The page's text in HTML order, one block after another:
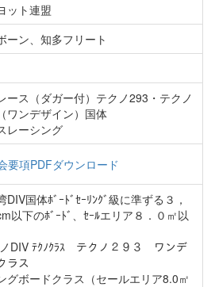
ット連盟
ーン、知多フリート
ース（ダガー付） テクノ293・テクノ
ワンデザイン） 国体
レーシング
要項PDFダウンロード
国体ﾎﾞｰﾄﾞｾｰﾘﾝｸﾞ級に準ずる３，
以下のﾎﾞｰﾄﾞ、ｾｰﾙエリア８．０㎡以
DIV ﾃｸﾉｸﾗｽ テクノ２９３ ワンデ
ラス
ボードクラス（セールエリア8.0㎡